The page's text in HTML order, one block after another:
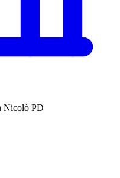
Nicolò PD